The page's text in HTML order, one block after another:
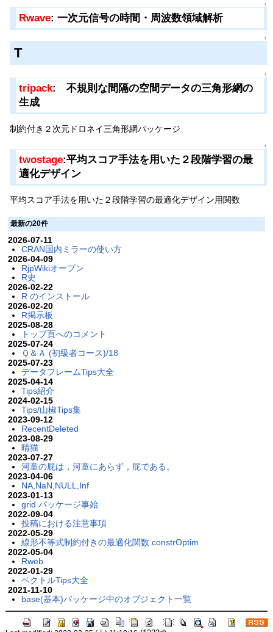
↑
Rwave: 一次元信号の時間・周波数領域解析
↑
T
↑
tripack: 不規則な間隔の空間データの三角形網の
生成
制約付き２次元ドロネイ三角形網パッケージ
↑
twostage:平均スコア手法を用いた２段階学習の最
適化デザイン
平均スコア手法を用いた２段階学習の最適化デザイン用関数
最新の20件
2026-07-11
CRAN国内ミラーの使い方
2026-04-09
RjpWikiオープン
R史
2026-02-22
R のインストール
2026-02-20
R掲示板
2025-08-28
トップ頁へのコメント
2025-07-24
Ｑ＆Ａ (初級者コース)/18
2025-07-23
データフレームTips大全
2025-04-14
Tips紹介
2024-02-15
Tips/山椒Tips集
2023-09-12
RecentDeleted
2023-08-29
晴猫
2023-07-27
河童の屁は，河童にあらず，屁である。
2023-04-06
NA,NaN,NULL,Inf
2023-01-13
grid パッケージ事始
2022-09-04
投稿における注意事項
2022-05-29
線形不等式制約付きの最適化関数 constrOptim
2022-05-04
Rweb
2022-01-29
ベクトルTips大全
2021-11-10
base(基本)パッケージ中のオブジェクト一覧